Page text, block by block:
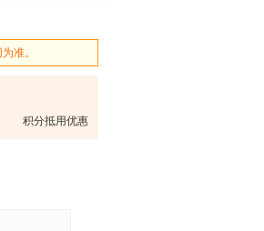
准。
积分抵用优惠